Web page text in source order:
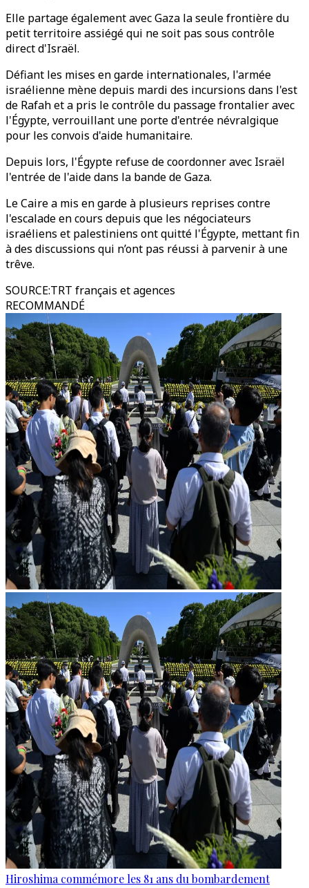
Elle partage également avec Gaza la seule frontière du
petit territoire assiégé qui ne soit pas sous contrôle
direct d'Israël.
Défiant les mises en garde internationales, l'armée
israélienne mène depuis mardi des incursions dans l'est
de Rafah et a pris le contrôle du passage frontalier avec
l'Égypte, verrouillant une porte d'entrée névralgique
pour les convois d'aide humanitaire.
Depuis lors, l'Égypte refuse de coordonner avec Israël
l'entrée de l'aide dans la bande de Gaza.
Le Caire a mis en garde à plusieurs reprises contre
l'escalade en cours depuis que les négociateurs
israéliens et palestiniens ont quitté l'Égypte, mettant fin
à des discussions qui n’ont pas réussi à parvenir à une
trêve.
SOURCE:TRT français et agences
RECOMMANDÉ
Hiroshima commémore les 81 ans du bombardement